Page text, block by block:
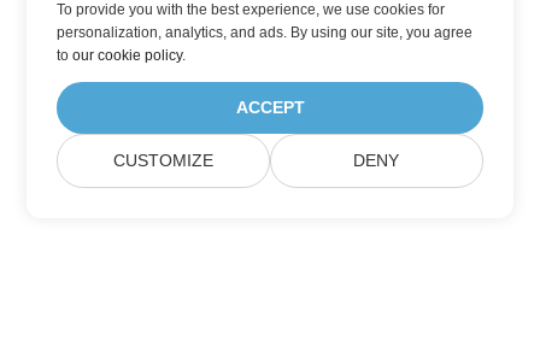
To provide you with the best experience, we use cookies for
personalization, analytics, and ads. By using our site, you agree
toour cookie policy.
ACCEPT
CUSTOMIZE DENY